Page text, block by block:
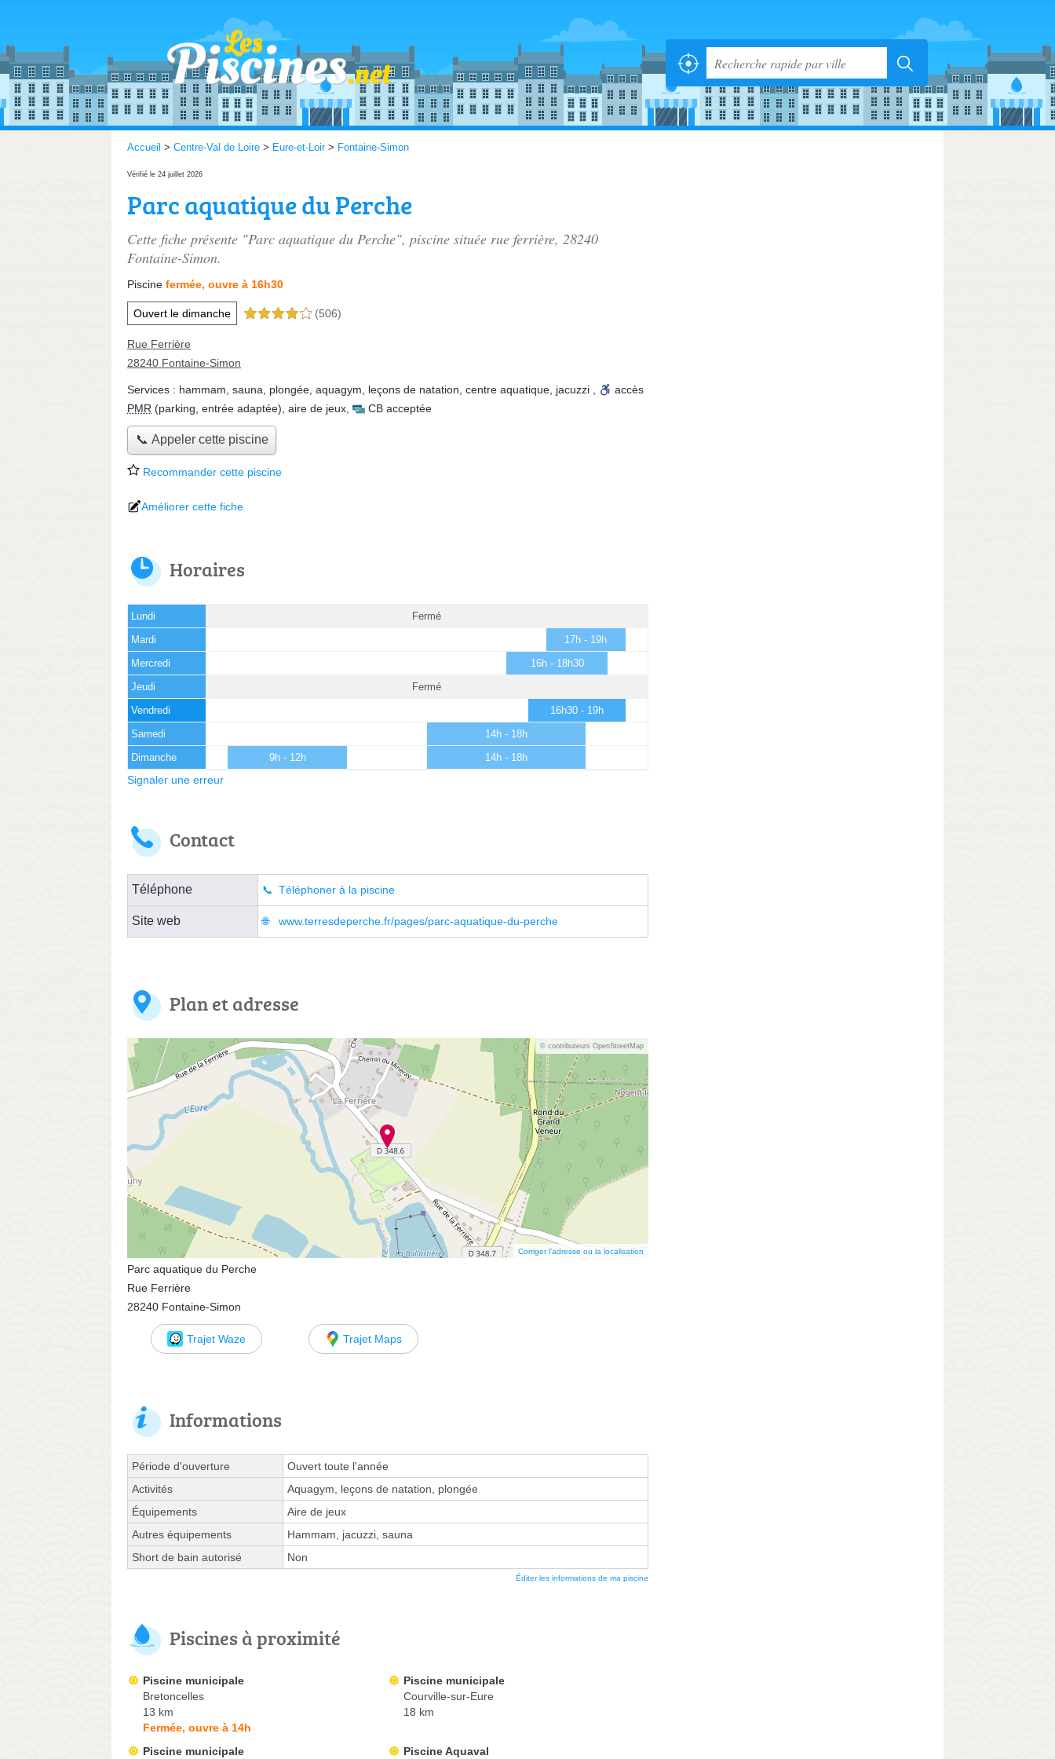
Accueil > Centre-Val de Loire > Eure-et-Loir> Fontaine-Simon
Vérifié le 24 juillet 2026
Parc aquatique du Perche
Cette fiche présente "Parc aquatique du Perche", piscine située rue ferrière, 28240
Fontaine-Simon.
Piscine fermée, ouvre à 16h30
Ouvert le dimanche 4,0 étoiles sur 5 (506)
Rue Ferrière
28240 Fontaine-Simon
Services : hammam sauna plongée aquagym leçons de natation centre aquatique jacuzzi
accès
PMR (parking, entrée adaptée) aire de jeux CB acceptée
📞 Appeler cette piscine
Recommander cette piscine
Améliorer cette fiche
Horaires
Lundi Fermé
Mardi 17h - 19h
Mercredi 16h - 18h30
Jeudi Fermé
Vendredi 16h30 - 19h
Samedi 14h - 18h
Dimanche 9h - 12h 14h - 18h
Signaler une erreur
Contact
Téléphone Téléphoner à la piscine
Site web www.terresdeperche.fr/pages/parc-aquatique-du-perche
Plan et adresse
© contributeurs OpenStreetMap
Corriger l’adresse ou la localisation
Parc aquatique du Perche
Rue Ferrière
28240 Fontaine-Simon
Trajet Waze Trajet Maps
Informations
Période d'ouverture
Ouvert toute l'année
Activités
Aquagym, leçons de natation, plongée
Équipements
Aire de jeux
Autres équipements
Hammam, jacuzzi, sauna
Short de bain autorisé
Non
Éditer les informations de ma piscine
Piscines à proximité
Piscine municipale
Bretoncelles
13 km
Fermée, ouvre à 14h
Piscine municipale
Courville-sur-Eure
18 km
Piscine municipale Piscine Aquaval